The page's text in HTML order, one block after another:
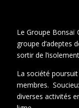
Le Groupe Bonsaï
groupe d’adeptes
sortir de
La société
membres.
diverses activités